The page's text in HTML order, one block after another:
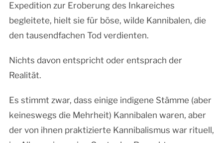
Expedition zur Eroberung des Inkareiches
begleitete, hielt sie für böse, wilde Kannibalen, die
den tausendfachen Tod verdienten.
Nichts davon entspricht oder entsprach der
Realität.
Es stimmt zwar, dass einige indigene Stämme (aber
keineswegs die Mehrheit) Kannibalen waren, aber
der von ihnen praktizierte Kannibalismus war rituell,